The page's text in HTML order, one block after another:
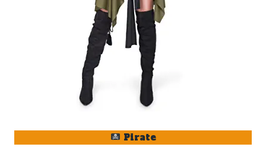
Pirate